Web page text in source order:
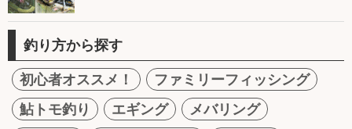
釣り方から探す
初心者オススメ！
ファミリーフィッシング
鮎トモ釣り
エギング
メバリング